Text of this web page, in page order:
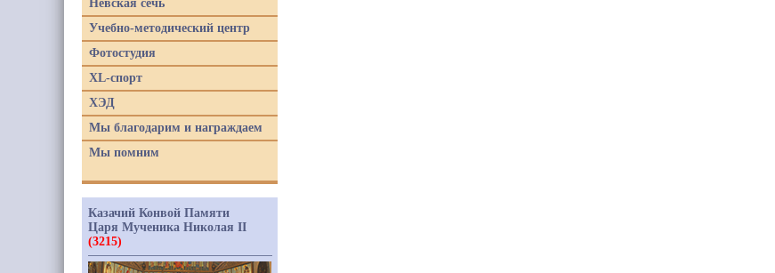
Невская сечь
Учебно-методический центр
Фотостудия
XL-спорт
ХЭД
Мы благодарим и награждаем
Мы помним
Казачий Конвой Памяти
Царя Мученика Николая II
(3215)